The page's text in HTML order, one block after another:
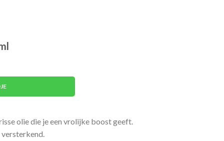
olie die je een vrolijke boost geeft.